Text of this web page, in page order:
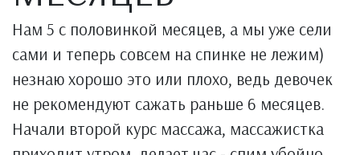
Нам 5 с половинкой месяцев, а мы уже сели
сами и теперь совсем на спинке не лежим)
незнаю хорошо это или плохо, ведь девочек
не рекомендуют сажать раньше 6 месяцев.
Начали второй курс массажа, массажистка